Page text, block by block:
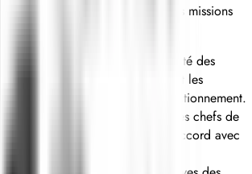
technique, vos principales missions
des clients et la sécurité des
en contrôlant régulièrement les
afin d’éviter tout dysfonctionnement.
des problèmes des clients et des chefs de
leur proposer des solutions en accord avec